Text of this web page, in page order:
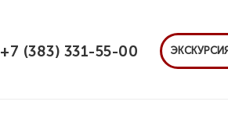
+7 (383) 331-55-00